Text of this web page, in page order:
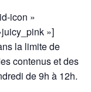
icon »
»]
la limite de
contenus et des
de 9h à 12h.